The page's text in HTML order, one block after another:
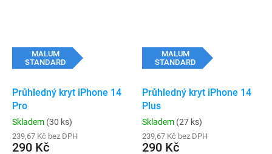
MALUM
STANDARD
Průhledný kryt iPhone 14
Pro
Skladem (30 ks)
239,67 Kč bez DPH
290 Kč
MALUM
STANDARD
Průhledný kryt iPhone 14
Plus
Skladem (27 ks)
239,67 Kč bez DPH
290 Kč